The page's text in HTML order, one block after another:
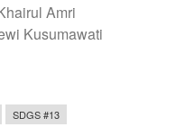
Amri
Kusumawati
SDGS #13